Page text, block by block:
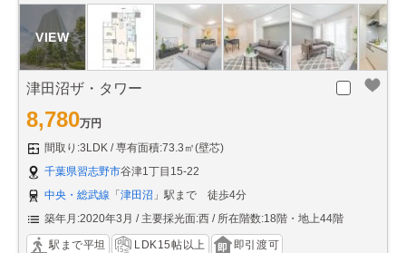
津田沼ザ・タワー
8,780万円
間取り:3LDK
専有面積:73.3㎡(壁芯)
千葉県習志野市谷津1丁目15-22
中央・総武線 「 津田沼 」駅まで 徒歩4分
築年月:2020年3月
主要採光面:西 所在階数:18階・地上44階
駅まで平坦 LDK15帖以上
即引渡可